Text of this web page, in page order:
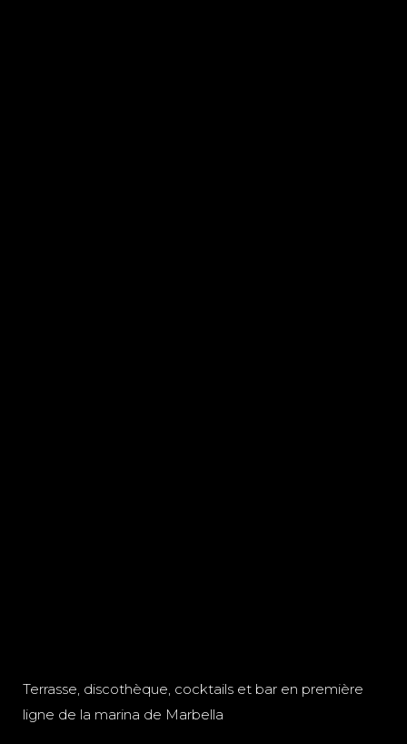
Terrasse, discothèque, cocktails et bar en première
ligne de la marina de Marbella